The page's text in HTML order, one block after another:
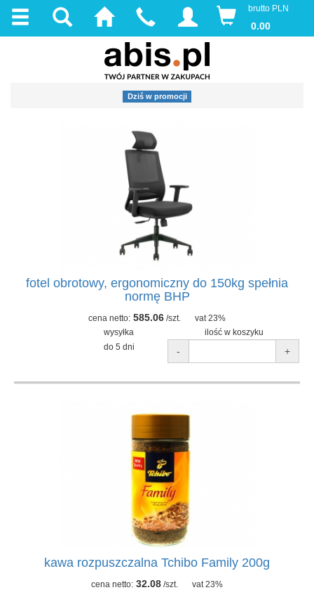
brutto PLN
0.00
Dziś w promocji
fotel obrotowy, ergonomiczny do 150kg spełnia
normę BHP
cena netto: 585.06 /szt.
vat 23%
wysyłka
ilość w koszyku
do 5 dni
- +
kawa rozpuszczalna Tchibo Family 200g
cena netto: 32.08 /szt.
vat 23%